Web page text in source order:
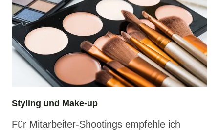
Styling und Make-up
Für Mitarbeiter-Shootings empfehle ich